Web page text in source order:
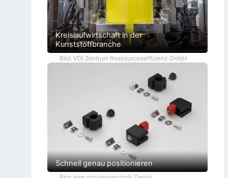
Kreislaufwirtschaft in der
Kunststoffbranche
Bild: VDI Zentrum Ressourceneffizienz GmbH
Schnell genau positionieren